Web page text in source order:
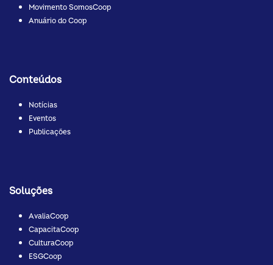
Movimento SomosCoop
Anuário do Coop
Conteúdos
Notícias
Eventos
Publicações
Soluções
AvaliaCoop
CapacitaCoop
CulturaCoop
ESGCoop